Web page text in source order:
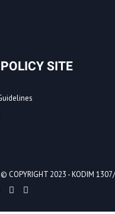
SITE
© COPYRIGHT 2023 -KODIM